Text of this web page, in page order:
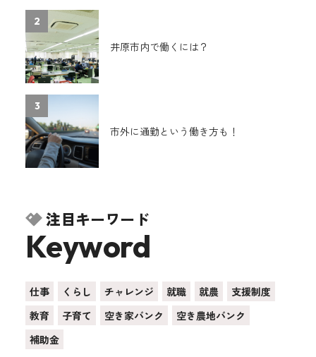
2
井原市内で働くには？
3
市外に通勤という働き方も！
注目キーワード
Keyword
仕事 くらし チャレンジ 就職 就農
支援制度
教育
子育て 空き家バンク
空き農地バンク
補助金